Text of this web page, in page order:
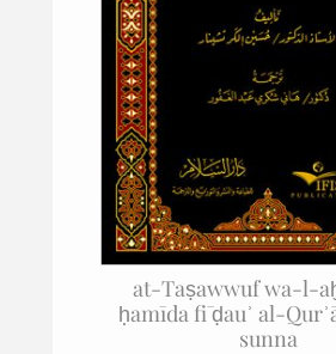
at-Taṣawwuf wa-l-
ḥamīda fī ḍauʾ al-
sunna